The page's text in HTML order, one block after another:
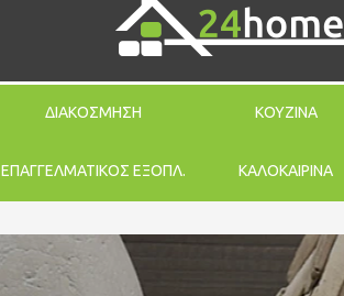
ΔΙΑΚΟΣΜΗΣΗ ΚΟΥΖΙΝΑ
ΕΠΑΓΓΕΛΜΑΤΙΚΟΣ ΕΞΟΠΛ. ΚΑΛΟΚΑΙΡΙΝΑ